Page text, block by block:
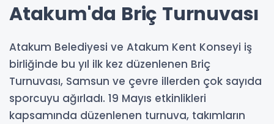
Atakum'da Briç Turnuvası
Atakum Belediyesi ve Atakum Kent Konseyi iş
birliğinde bu yıl ilk kez düzenlenen Briç
Turnuvası, Samsun ve çevre illerden çok sayıda
sporcuyu ağırladı. 19 Mayıs etkinlikleri
kapsamında düzenlenen turnuva, takımların